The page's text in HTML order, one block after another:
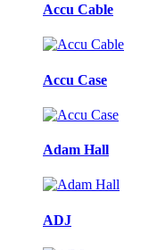
Accu Cable
Accu Case
Adam Hall
ADJ